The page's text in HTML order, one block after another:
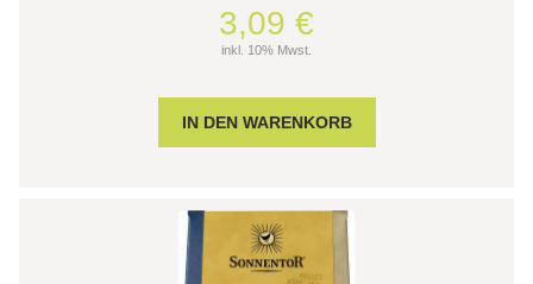
3,09 €
inkl. 10% Mwst.